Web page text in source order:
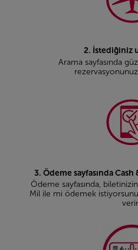
2. İstediğiniz
Arama sayfasında
3. Ödeme sayfasında
Ödeme sayfasında, biletinizin
Mil ile mi ödemek